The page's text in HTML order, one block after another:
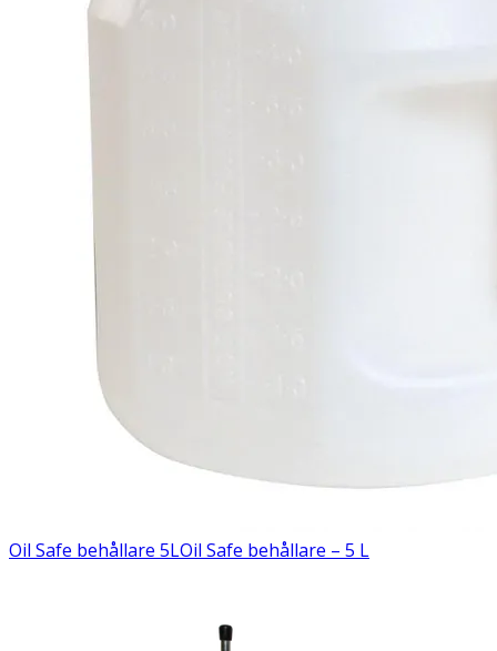
Oil Safe behållare 5LOil Safe behållare – 5 L